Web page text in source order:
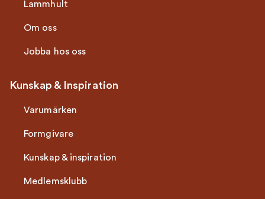
Lammhult
Om oss
Jobba hos oss
Kunskap & Inspiration
Varumärken
Formgivare
Kunskap & inspiration
Medlemsklubb